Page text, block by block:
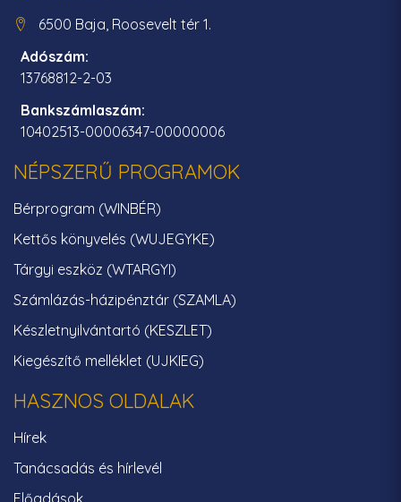
6500 Baja, Roosevelt tér 1.
Adószám:
13768812-2-03
Bankszámlaszám:
10402513-00006347-00000006
NÉPSZERŰ PROGRAMOK
Bérprogram (WINBÉR)
Kettős könyvelés (WUJEGYKE)
Tárgyi eszköz (WTARGYI)
Számlázás-házipénztár (SZAMLA)
Készletnyilvántartó (KESZLET)
Kiegészítő melléklet (UJKIEG)
HASZNOS OLDALAK
Hírek
Tanácsadás és hírlevél
Előadások